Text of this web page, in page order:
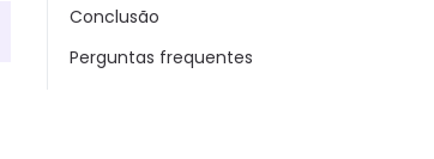
Conclusão
Perguntas frequentes